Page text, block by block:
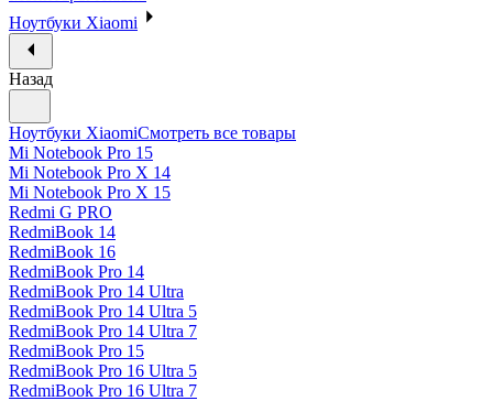
Ноутбуки Xiaomi
Назад
Ноутбуки XiaomiСмотреть все товары
Mi Notebook Pro 15
Mi Notebook Pro X 14
Mi Notebook Pro X 15
Redmi G PRO
RedmiBook 14
RedmiBook 16
RedmiBook Pro 14
RedmiBook Pro 14 Ultra
RedmiBook Pro 14 Ultra 5
RedmiBook Pro 14 Ultra 7
RedmiBook Pro 15
RedmiBook Pro 16 Ultra 5
RedmiBook Pro 16 Ultra 7